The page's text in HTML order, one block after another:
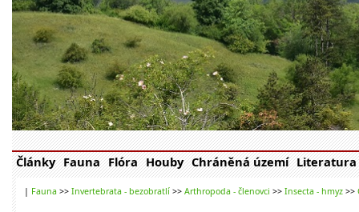
Články Fauna Flóra Houby Chráněná území Literatura
| Fauna >> Invertebrata - bezobratlí >> Arthropoda - členovci >> Insecta - hmyz >>